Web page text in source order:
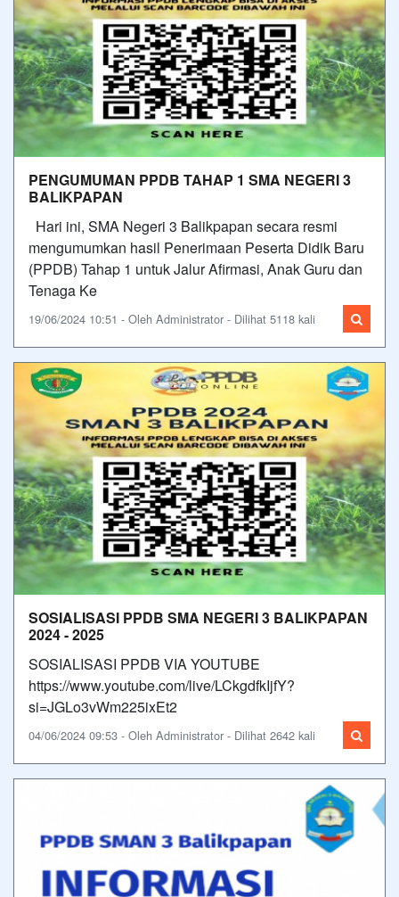
PENGUMUMAN PPDB TAHAP 1 SMA NEGERI 3
BALIKPAPAN
Hari ini, SMA Negeri 3 Balikpapan secara resmi
mengumumkan hasil Penerimaan Peserta Didik Baru
(PPDB) Tahap 1 untuk Jalur Afirmasi, Anak Guru dan
Tenaga Ke
19/06/2024 10:51 - Oleh Administrator - Dilihat 5118 kali
SOSIALISASI PPDB SMA NEGERI 3 BALIKPAPAN
2024 - 2025
SOSIALISASI PPDB VIA YOUTUBE
https://www.youtube.com/live/LCkgdfkIjfY?
si=JGLo3vWm225ixEt2
04/06/2024 09:53 - Oleh Administrator - Dilihat 2642 kali